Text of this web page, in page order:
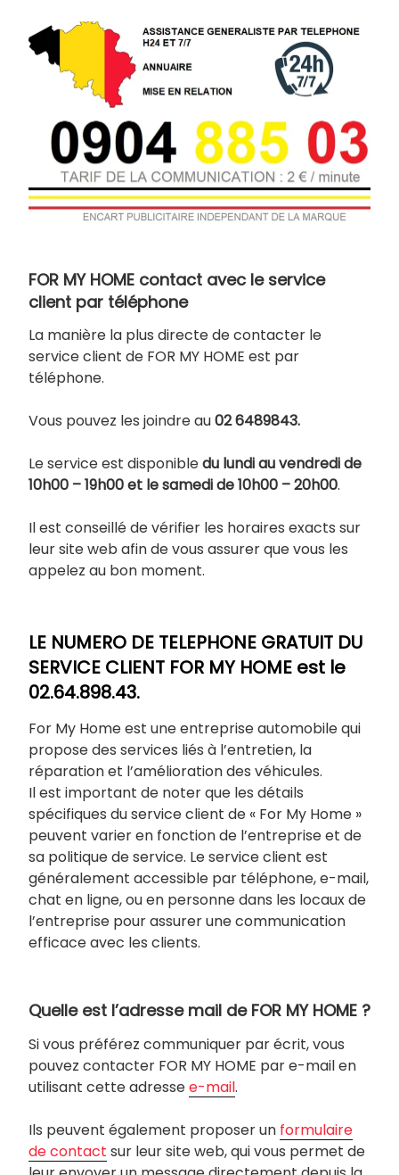
FOR MY HOME contact avec le service
client par téléphone
La manière la plus directe de contacter le
service client de FOR MY HOME est par
téléphone.
Vous pouvez les joindre au02 6489843.
Le service est disponibledu lundi au vendredi de
10h00 – 19h00 et le samedi de 10h00 – 20h00.
Il est conseillé de vérifier les horaires exacts sur
leur site web afin de vous assurer que vous les
appelez au bon moment.
LE NUMERO DE TELEPHONE GRATUIT DU
SERVICE CLIENT FOR MY HOME est le
02.64.898.43.
For My Home est une entreprise automobile qui
propose des services liés à l’entretien, la
réparation et l’amélioration des véhicules.
Il est important de noter que les détails
spécifiques du service client de « For My Home »
peuvent varier en fonction de l’entreprise et de
sa politique de service. Le service client est
généralement accessible par téléphone, e-mail,
chat en ligne, ou en personne dans les locaux de
l’entreprise pour assurer une communication
efficace avec les clients.
Quelle est l’adresse mail de FOR MY HOME ?
Si vous préférez communiquer par écrit, vous
pouvez contacter FOR MY HOME par e-mail en
utilisant cette adressee-mail.
Ils peuvent également proposer un formulaire
de contact sur leur site web, qui vous permet de